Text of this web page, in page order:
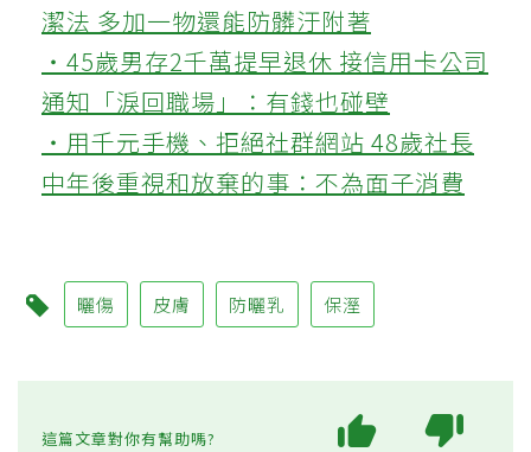
潔法 多加一物還能防髒汙附著
‧45歲男存2千萬提早退休 接信用卡公司
通知「淚回職場」：有錢也碰壁
‧用千元手機、拒絕社群網站 48歲社長
中年後重視和放棄的事：不為面子消費
曬傷 皮膚 防曬乳 保溼
這篇文章對你有幫助嗎?